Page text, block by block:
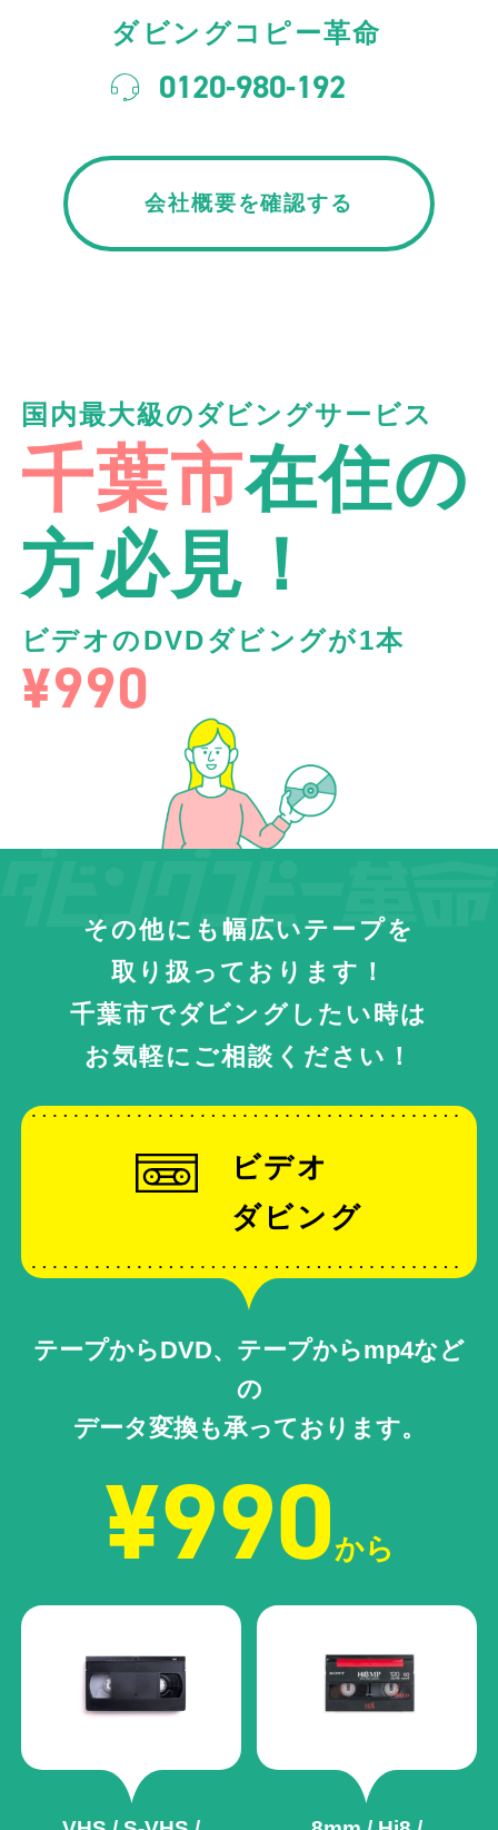
ダビングコピー革命
0120-980-192
会社概要を確認する
国内最大級のダビングサービス
千葉市在住の
方必見！
ビデオのDVDダビングが1本
¥990
その他にも幅広いテープを
取り扱っております！
千葉市でダビングしたい時は
お気軽にご相談ください！
ビデオ
ダビング
テープからDVD、テープからmp4など
の
データ変換も承っております。
¥990から